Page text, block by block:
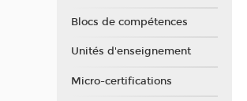
Blocs de compétences
Unités d'enseignement
Micro-certifications